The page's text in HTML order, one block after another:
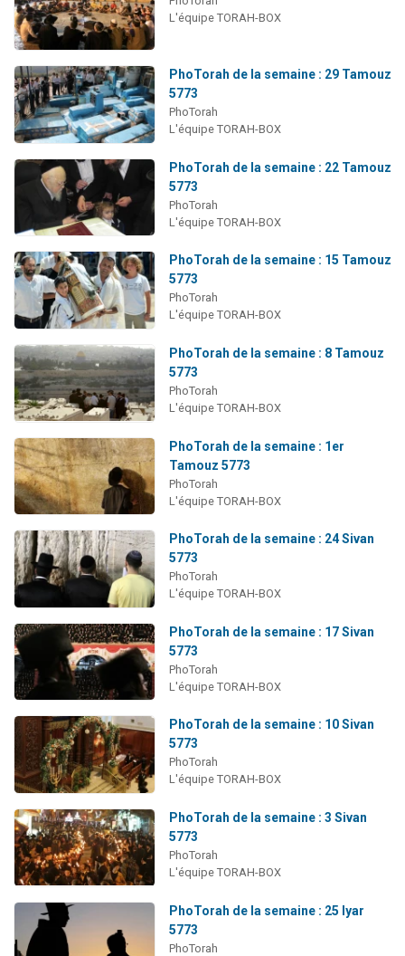
3 personnes viennent de faire un don pour 5 jours de vacances aux Orphelins
Odaya vient de donner son Maasser
L'équipe TORAH-BOX
PhoTorah de la semaine : 29 Tamouz
5773
PhoTorah
L'équipe TORAH-BOX
PhoTorah de la semaine : 22 Tamouz
5773
PhoTorah
L'équipe TORAH-BOX
PhoTorah de la semaine : 15 Tamouz
5773
PhoTorah
L'équipe TORAH-BOX
PhoTorah de la semaine : 8 Tamouz
5773
PhoTorah
L'équipe TORAH-BOX
PhoTorah de la semaine : 1er
Tamouz 5773
PhoTorah
L'équipe TORAH-BOX
PhoTorah de la semaine : 24 Sivan
5773
PhoTorah
L'équipe TORAH-BOX
PhoTorah de la semaine : 17 Sivan
5773
PhoTorah
L'équipe TORAH-BOX
PhoTorah de la semaine : 10 Sivan
5773
PhoTorah
L'équipe TORAH-BOX
PhoTorah de la semaine : 3 Sivan
5773
PhoTorah
L'équipe TORAH-BOX
PhoTorah de la semaine : 25 Iyar
5773
PhoTorah